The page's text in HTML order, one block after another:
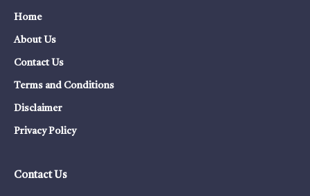
Home
About Us
Contact Us
Terms and Conditions
Disclaimer
Privacy Policy
Contact Us